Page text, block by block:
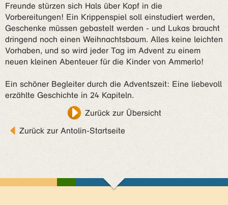
Freunde stürzen sich Hals über Kopf in die
Vorbereitungen! Ein Krippenspiel soll einstudiert werden,
Geschenke müssen gebastelt werden - und Lukas braucht
dringend noch einen Weihnachtsbaum. Alles keine leichten
Vorhaben, und so wird jeder Tag im Advent zu einem
neuen kleinen Abenteuer für die Kinder von Ammerlo!
Ein schöner Begleiter durch die Adventszeit: Eine liebevoll
erzählte Geschichte in 24 Kapiteln.
Zurück zur Übersicht
Zurück zur Antolin-Startseite